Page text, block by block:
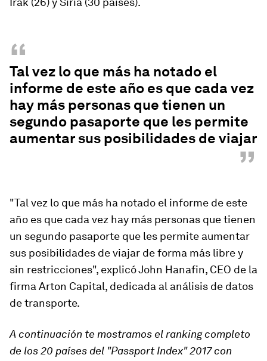
“
Tal vez lo que más ha notado el
informe de este año es que cada vez
hay más personas que tienen un
segundo pasaporte que les permite
aumentar sus posibilidades de viajar
”
"Tal vez lo que más ha notado el informe de este
año es que cada vez hay más personas que tienen
un segundo pasaporte que les permite aumentar
sus posibilidades de viajar de forma más libre y
sin restricciones", explicó John Hanafin, CEO de la
firma Arton Capital, dedicada al análisis de datos
de transporte.
A continuación te mostramos el ranking completo
de los 20 países del "Passport Index"2017 con